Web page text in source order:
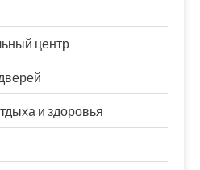
центр
и здоровья